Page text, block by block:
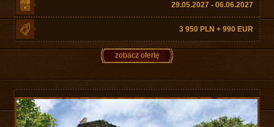
29.05.2027 - 06.06.2027
3 950 PLN + 990 EUR
zobacz ofertę